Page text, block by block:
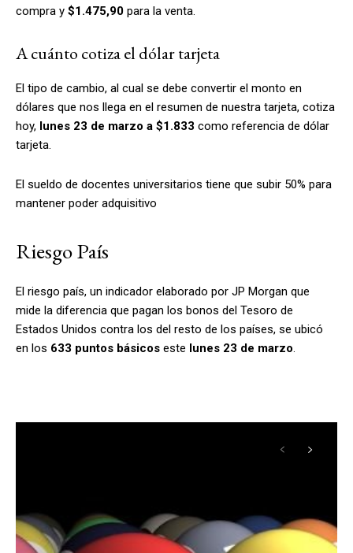
compra y $1.475,90 para la venta.
A cuánto cotiza el dólar tarjeta
El tipo de cambio, al cual se debe convertir el monto en
dólares que nos llega en el resumen de nuestra tarjeta, cotiza
hoy, lunes 23 de marzo a $1.833 como referencia de dólar
tarjeta.
El sueldo de docentes universitarios tiene que subir 50% para
mantener poder adquisitivo
Riesgo País
El riesgo país, un indicador elaborado por JP Morgan que
mide la diferencia que pagan los bonos del Tesoro de
Estados Unidos contra los del resto de los países, se ubicó
en los 633 puntos básicos este lunes 23 de marzo.